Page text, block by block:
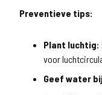
Preventieve tips:
Plant luchtig:
voor
Geef water